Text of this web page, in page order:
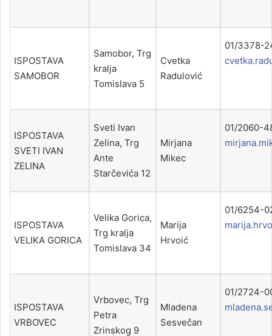
ISPOSTAVA
SAMOBOR
Samobor, Trg
kralja
Tomislava 5
Cvetka
Radulović
01/
ISPOSTAVA
SVETI IVAN
ZELINA
Sveti Ivan
Zelina, Trg
Ante
Starčevića 12
Mirjana
Mikec
01/
ISPOSTAVA
VELIKA GORICA
Velika Gorica,
Trg kralja
Tomislava 34
Marija
Hrvoić
01/
ISPOSTAVA
VRBOVEC
Vrbovec, Trg
Petra
Zrinskog 9
Mladena
Sesvečan
01/